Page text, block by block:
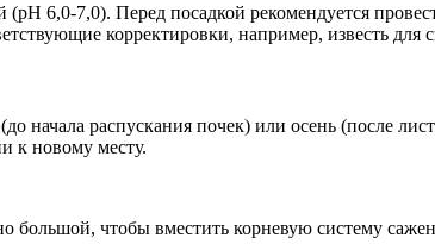
6,0-7,0). Перед посадкой рекомендуется
корректировки, например, известь
начала распускания почек) или осень (после
к новому месту.
чтобы вместить корневую систему